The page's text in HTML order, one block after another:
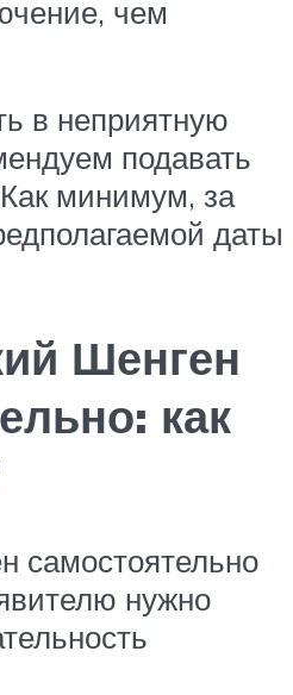
чем
в неприятную
подавать
минимум, за
даты
Шенген
как
самостоятельно
нужно